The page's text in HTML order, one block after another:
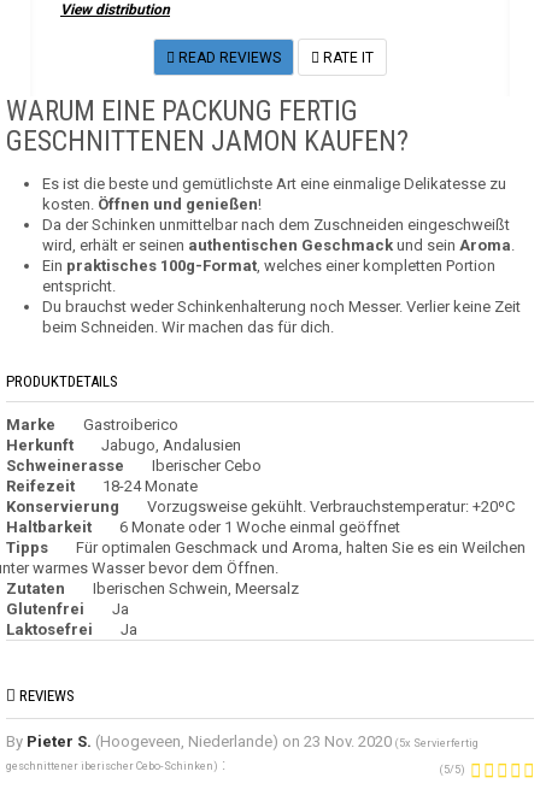
View distribution
READ REVIEWS RATE IT
WARUM EINE PACKUNG FERTIG
GESCHNITTENEN JAMON KAUFEN?
Es ist die beste und gemütlichste Art eine einmalige Delikatesse zu
kosten. Öffnen und genießen!
Da der Schinken unmittelbar nach dem Zuschneiden eingeschweißt
wird, erhält er seinen authentischen Geschmack und sein Aroma.
Ein praktisches 100g-Format, welches einer kompletten Portion
entspricht.
Du brauchst weder Schinkenhalterung noch Messer. Verlier keine Zeit
beim Schneiden. Wir machen das für dich.
PRODUKTDETAILS
Marke
Gastroiberico
Herkunft
Jabugo, Andalusien
Schweinerasse
Iberischer Cebo
Reifezeit
18-24 Monate
Konservierung
Vorzugsweise gekühlt. Verbrauchstemperatur: +20ºC
Haltbarkeit
6 Monate oder 1 Woche einmal geöffnet
Tipps
Für optimalen Geschmack und Aroma, halten Sie es ein Weilchen
warmes Wasser bevor dem Öffnen.
Zutaten
Iberischen Schwein, Meersalz
Glutenfrei
Ja
Laktosefrei
Ja
REVIEWS
By Pieter S. (Hoogeveen, Niederlande) on 23 Nov. 2020 ( 5x Servierfertig
geschnittener iberischer Cebo-Schinken ) : ( 5/5)